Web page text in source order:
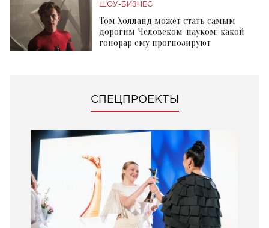
ШОУ-БИЗНЕС
Том Холланд может стать самым
дорогим Человеком-пауком: какой
гонорар ему прогнозируют
СПЕЦПРОЕКТЫ